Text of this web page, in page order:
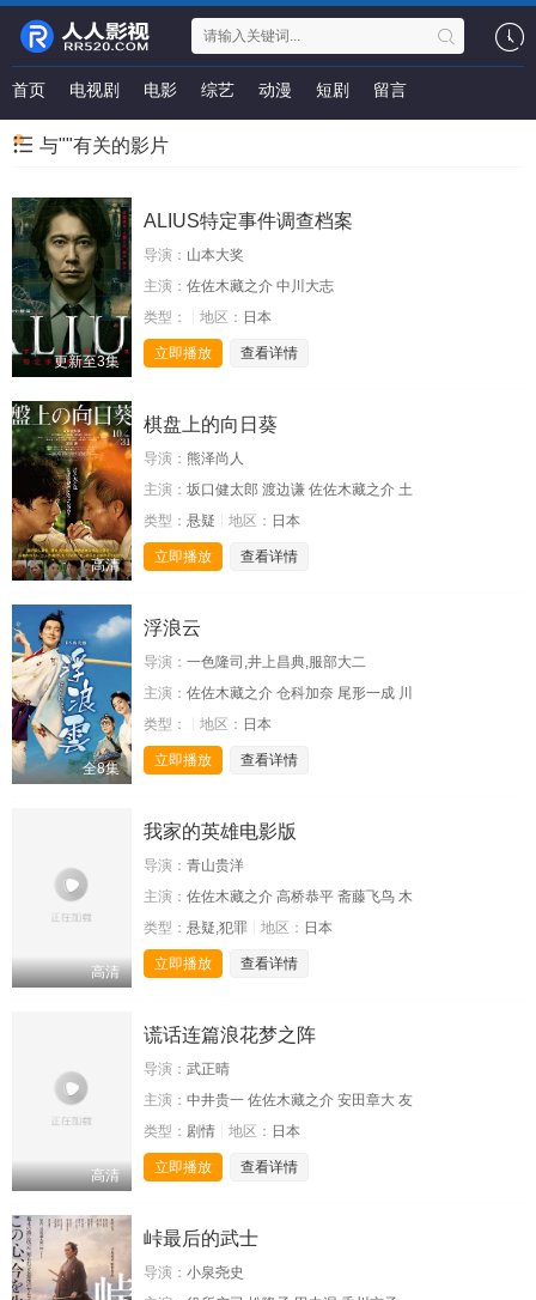
首页 电视剧 电影 综艺 动漫 短剧 留言
与""有关的影片
更新至3集
ALIUS特定事件调查档案
导演： 山本大奖
主演： 佐佐木藏之介 中川大志
类型：
地区： 日本
立即播放 查看详情
高清
棋盘上的向日葵
导演： 熊泽尚人
主演： 坂口健太郎 渡边谦 佐佐木藏之介 土
类型： 悬疑 地区： 日本
立即播放 查看详情
全8集
浮浪云
导演： 一色隆司,井上昌典,服部大二
主演： 佐佐木藏之介 仓科加奈 尾形一成 川
类型：
地区： 日本
立即播放 查看详情
高清
我家的英雄电影版
导演： 青山贵洋
主演： 佐佐木藏之介 高桥恭平 斋藤飞鸟 木
类型： 悬疑,犯罪 地区： 日本
立即播放 查看详情
高清
谎话连篇浪花梦之阵
导演： 武正晴
主演： 中井贵一 佐佐木藏之介 安田章大 友
类型： 剧情 地区： 日本
立即播放 查看详情
峠最后的武士
导演： 小泉尧史